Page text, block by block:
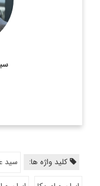
کلید واژه ها: سید